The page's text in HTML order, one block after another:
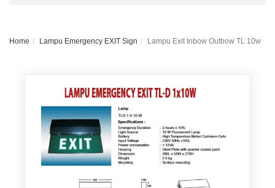
Home Lampu Emergency EXIT Sign Lampu Exit Inbow Outbow TL 10w